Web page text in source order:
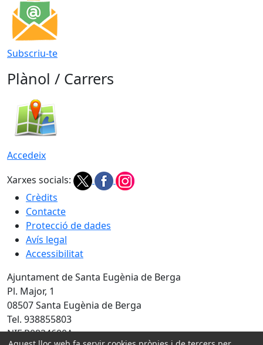
Subscriu-te
Plànol / Carrers
Accedeix
Xarxes socials:
Crèdits
Contacte
Protecció de dades
Avís legal
Accessibilitat
Ajuntament de Santa Eugènia de Berga
Pl. Major, 1
08507 Santa Eugènia de Berga
Tel. 938855803
NIF P0824600A